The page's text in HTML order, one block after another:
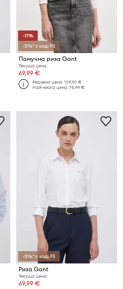
-11%
-5%* с код: FS
Памучна риза Gant
Текуща цена:
69,99 €
Редовна цена:109,90 €
Най-ниска цена:78,99 €
-5%* с код: FS
Риза Gant
Текуща цена:
69,99 €